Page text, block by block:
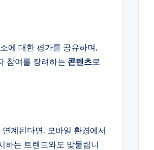
에 대한 평가를 공유하며,
참여를 장려하는 콘텐츠로
연계된다면, 모바일 환경에서
하는 트렌드와도 맞물립니